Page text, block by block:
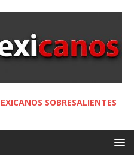
SOBRESALIENTES